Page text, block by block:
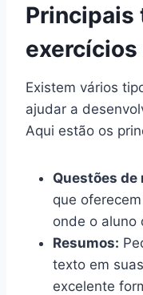
Principais
Existem vários
ajudar a
Aqui estão os
Questões
que
onde o aluno
Resumos:
texto em
excelente